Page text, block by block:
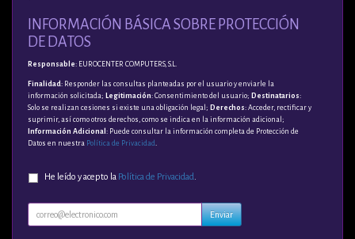
INFORMACIÓN BÁSICA SOBRE PROTECCIÓN
DE DATOS
Responsable: EUROCENTER COMPUTERS, S.L.
Finalidad: Responder las consultas planteadas por el usuario y enviarle la
información solicitada; Legitimación: Consentimiento del usuario; Destinatarios:
Solo se realizan cesiones si existe una obligación legal; Derechos: Acceder, rectificar y
suprimir, así como otros derechos, como se indica en la información adicional;
Información Adicional : Puede consultar la información completa de Protección de
Datos en nuestra Política de Privacidad.
He leído y acepto la Política de Privacidad.
Enviar